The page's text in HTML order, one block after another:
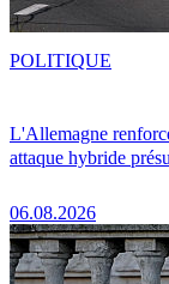
L'Allemagne
attaque hybride
06.08.2026
POLITIQUE